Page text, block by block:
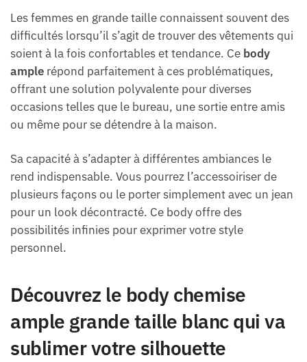
Les femmes en grande taille connaissent souvent des
difficultés lorsqu’il s’agit de trouver des vêtements qui
soient à la fois confortables et tendance. Ce body
ample répond parfaitement à ces problématiques,
offrant une solution polyvalente pour diverses
occasions telles que le bureau, une sortie entre amis
ou même pour se détendre à la maison.
Sa capacité à s’adapter à différentes ambiances le
rend indispensable. Vous pourrez l’accessoiriser de
plusieurs façons ou le porter simplement avec un jean
pour un look décontracté. Ce body offre des
possibilités infinies pour exprimer votre style
personnel.
Découvrez le body chemise
ample grande taille blanc qui va
sublimer votre silhouette